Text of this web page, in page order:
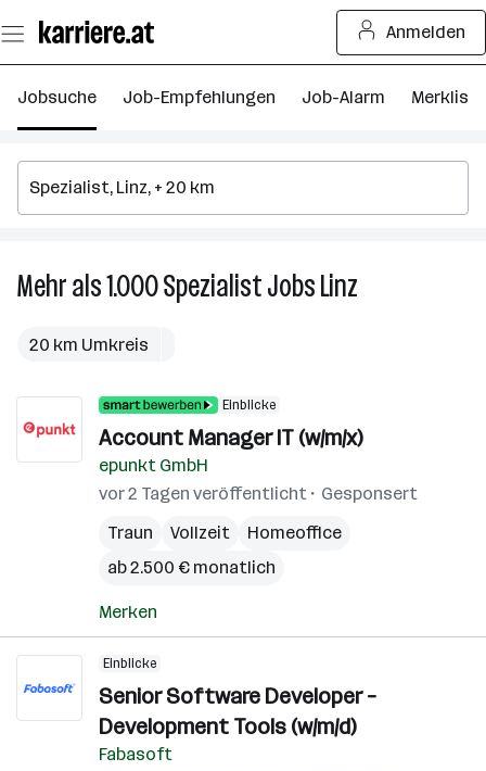
Seiteninhalt
springen
Anmelden
Jobsuche Job-Empfehlungen Job-Alarm Merkliste
Mehr als 1.000SpezialistJobsLinz
Linz
20 km Umkreis
Einblicke
Account Manager IT (w/m/x)
epunkt GmbH
vor 2 Tagen veröffentlicht
Gesponsert
Traun
Vollzeit
Homeoffice
ab 2.500 € monatlich
Merken
Einblicke
Senior Software Developer –
Development Tools (w/m/d)
Fabasoft